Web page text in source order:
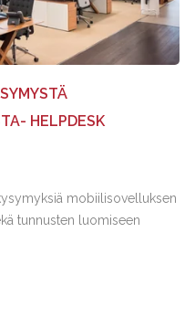
HELPDESK
mobiilisovelluksen
tunnusten luomiseen